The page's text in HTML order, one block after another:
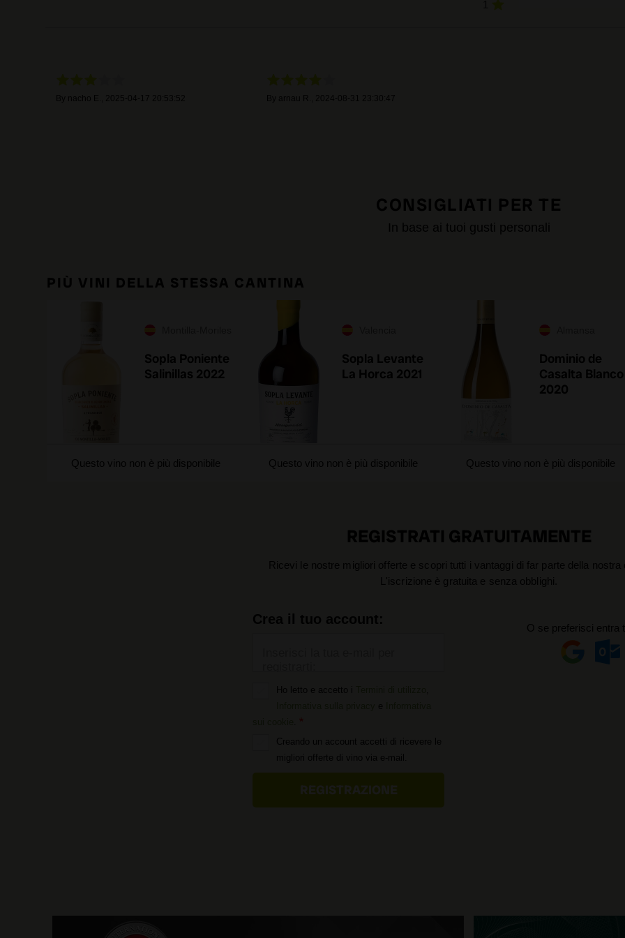
nacho E. 2025-04-17 20:53:52 2024-08-31 23:30:47
CONSIGLIATI PER TE
In base ai tuoi gusti personali
PIÙ VINI DELLA STESSA CANTINA
Sopla Poniente
Salinillas 2022
Questo vino non è più disponibile
Sopla Levante
La Horca 2021
Questo vino non è più disponibile
Dominio de
Casalta Blanco
2020
Questo vino non è più disponibile
REGISTRATI GRATUITAMENTE
Ricevi le nostre migliori offerte e scopri tutti i vantaggi di far parte della nostra
L'iscrizione è gratuita e senza obblighi.
Crea il tuo account:
Ho letto e accetto i
Creando un account accetti di ricevere le
migliori offerte di vino via e-mail.
O se preferisci entra